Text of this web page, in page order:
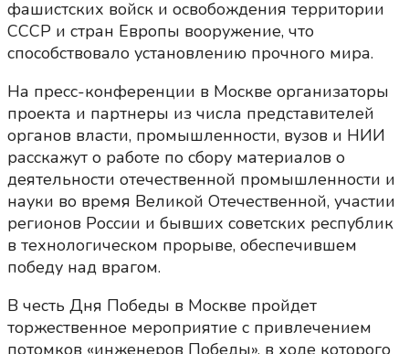
фашистских войск и освобождения территории
СССР и стран Европы вооружение, что
способствовало установлению прочного мира.
На пресс-конференции в Москве организаторы
проекта и партнеры из числа представителей
органов власти, промышленности, вузов и НИИ
расскажут о работе по сбору материалов о
деятельности отечественной промышленности и
науки во время Великой Отечественной, участии
регионов России и бывших советских республик
в технологическом прорыве, обеспечившем
победу над врагом.
В честь Дня Победы в Москве пройдет
торжественное мероприятие с привлечением